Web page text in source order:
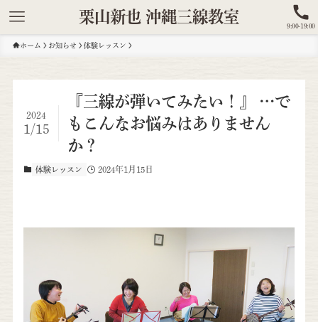
栗山新也 沖縄三線教室
9:00-19:00
ホーム お知らせ 体験レッスン
『三線が弾いてみたい！』 …で
もこんなお悩みはありません
か？
2024
1/15
体験レッスン 2024年1月15日